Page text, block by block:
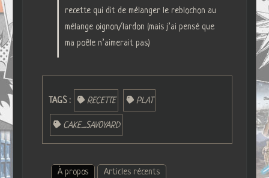
recette qui dit de mélanger le reblochon au
mélange oignon/lardon (mais j’ai pensé que
ma poêle n’aimerait pas)
TAGS : RECETTE PLAT
CAKE_SAVOYARD
À propos
Articles récents